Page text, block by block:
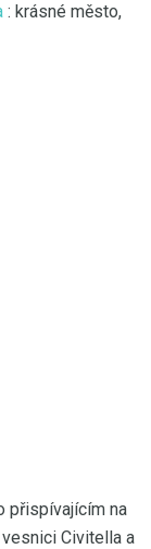
: krásné město,
přispívajícím na
Civitella a